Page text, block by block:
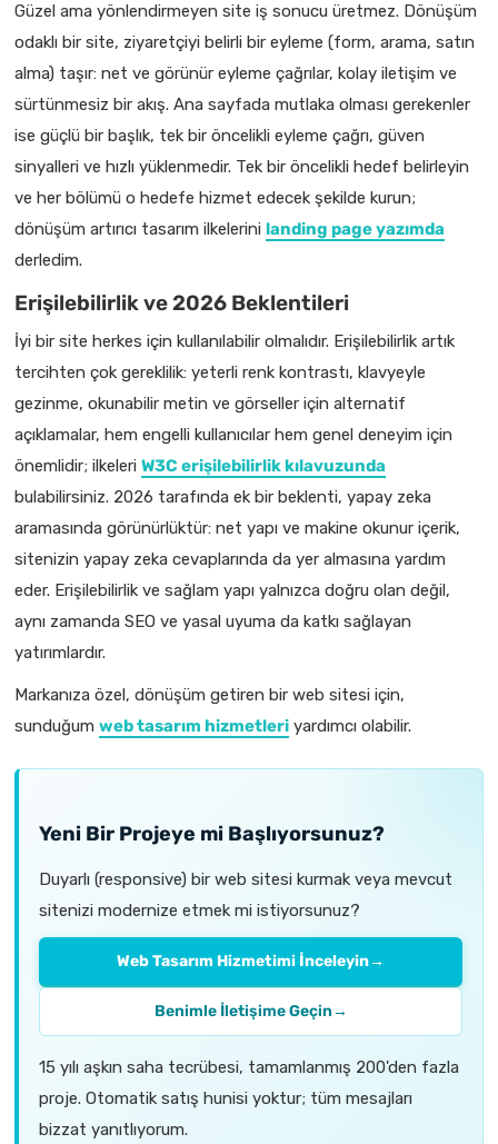
Güzel ama yönlendirmeyen site iş sonucu üretmez. Dönüşüm
odaklı bir site, ziyaretçiyi belirli bir eyleme (form, arama, satın
alma) taşır: net ve görünür eyleme çağrılar, kolay iletişim ve
sürtünmesiz bir akış. Ana sayfada mutlaka olması gerekenler
ise güçlü bir başlık, tek bir öncelikli eyleme çağrı, güven
sinyalleri ve hızlı yüklenmedir. Tek bir öncelikli hedef belirleyin
ve her bölümü o hedefe hizmet edecek şekilde kurun;
dönüşüm artırıcı tasarım ilkelerini landing page yazımda
derledim.
Erişilebilirlik ve 2026 Beklentileri
İyi bir site herkes için kullanılabilir olmalıdır. Erişilebilirlik artık
tercihten çok gereklilik: yeterli renk kontrastı, klavyeyle
gezinme, okunabilir metin ve görseller için alternatif
açıklamalar, hem engelli kullanıcılar hem genel deneyim için
önemlidir; ilkeleri W3C erişilebilirlik kılavuzunda
bulabilirsiniz. 2026 tarafında ek bir beklenti, yapay zeka
aramasında görünürlüktür: net yapı ve makine okunur içerik,
sitenizin yapay zeka cevaplarında da yer almasına yardım
eder. Erişilebilirlik ve sağlam yapı yalnızca doğru olan değil,
aynı zamanda SEO ve yasal uyuma da katkı sağlayan
yatırımlardır.
Markanıza özel, dönüşüm getiren bir web sitesi için,
sunduğum web tasarım hizmetleri yardımcı olabilir.
Yeni Bir Projeye mi Başlıyorsunuz?
Duyarlı (responsive) bir web sitesi kurmak veya mevcut
sitenizi modernize etmek mi istiyorsunuz?
Web Tasarım Hizmetimi İnceleyin→
Benimle İletişime Geçin→
15 yılı aşkın saha tecrübesi, tamamlanmış 200'den fazla
proje. Otomatik satış hunisi yoktur; tüm mesajları
bizzat yanıtlıyorum.